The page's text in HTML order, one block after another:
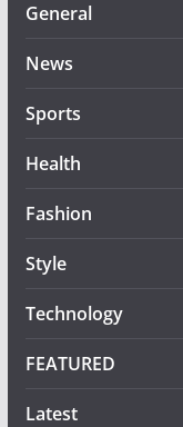
General
News
Sports
Health
Fashion
Style
Technology
FEATURED
Latest